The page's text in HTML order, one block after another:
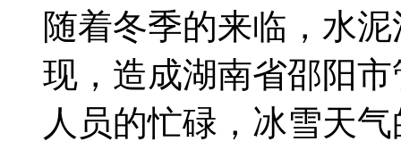
随着冬季的来临，水
现，造成湖南省邵阳
人员的忙碌，冰雪天